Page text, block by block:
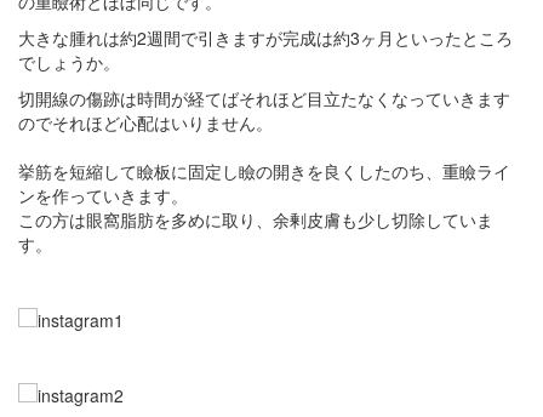
大きな腫れは約2週間で引きますが完成は約3ヶ月といったところ
でしょうか。
切開線の傷跡は時間が経てばそれほど目立たなくなっていきます
のでそれほど心配はいりません。
挙筋を短縮して瞼板に固定し瞼の開きを良くしたのち、重瞼ライ
ンを作っていきます。
この方は眼窩脂肪を多めに取り、余剰皮膚も少し切除していま
す。